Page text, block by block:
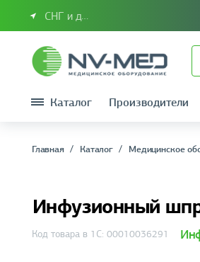
СНГ и другие страны
Каталог Производители
Главная Каталог Медицинское
Инфузионный
Код товара в 1С: 00010036291